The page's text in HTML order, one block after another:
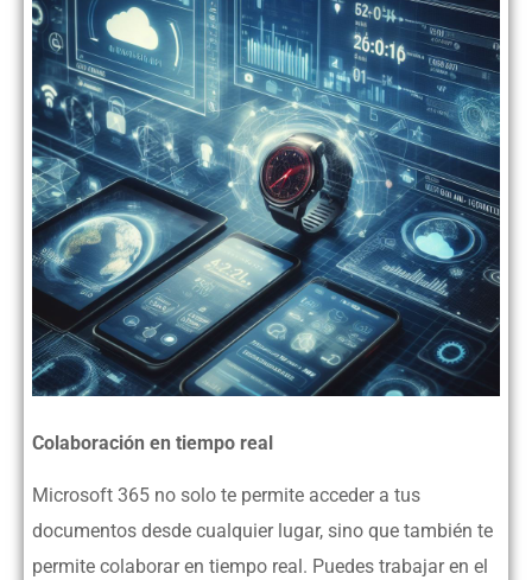
Colaboración en tiempo real
Microsoft 365 no solo te permite acceder a tus
documentos desde cualquier lugar, sino que también te
permite colaborar en tiempo real. Puedes trabajar en el